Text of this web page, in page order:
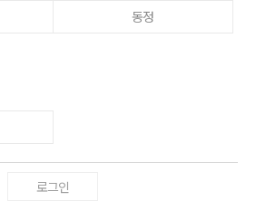
동정
로그인